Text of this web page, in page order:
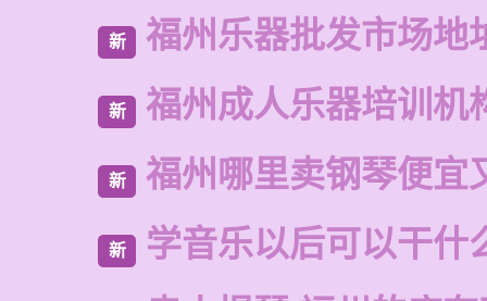
新 福州乐器批发市场地
新 福州成人乐器培训机
新 福州哪里卖钢琴便宜
新 学音乐以后可以干什